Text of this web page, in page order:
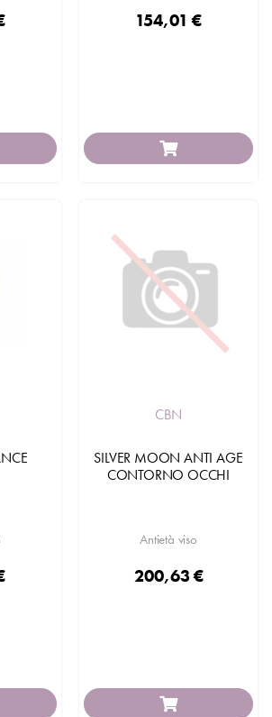
154,01 €
CBN
SILVER MOON ANTI AGE
CONTORNO OCCHI
Antietà viso
200,63 €